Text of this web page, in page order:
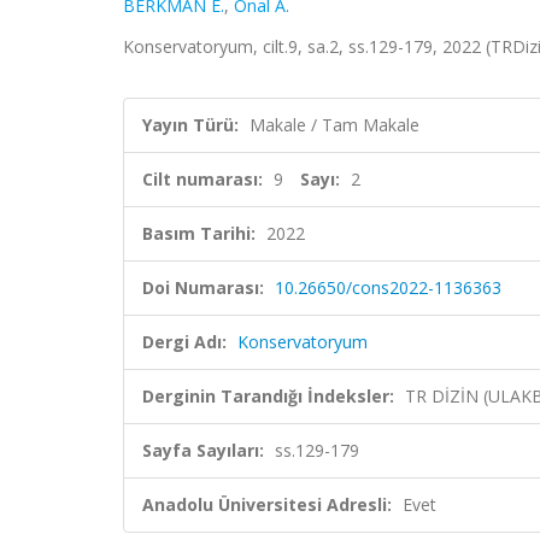
BERKMAN E., Önal A.
Konservatoryum, cilt.9, sa.2, ss.129-179, 2022
Yayın Türü: Makale / Tam Makale
Cilt numarası: 9 Sayı: 2
Basım Tarihi: 2022
Doi Numarası: 10.26650/cons2022-1136363
Dergi Adı: Konservatoryum
Derginin Tarandığı İndeksler: TR DİZİN
Sayfa Sayıları: ss.129-179
Anadolu Üniversitesi Adresli: Evet